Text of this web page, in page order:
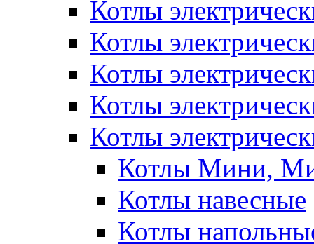
Котлы
Котлы
Котлы
Котлы
Котлы
Котлы Мини,
Котлы навесные
Котлы